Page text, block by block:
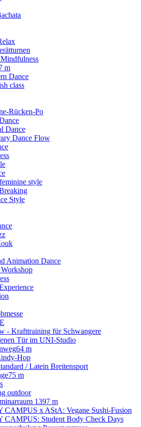
m
Dance
class
Rücken-Po
Dance
Dance Flow
style
Style
Animation Dance
- Krafttraining für Schwangere
Tür im UNI-Studio
64 m
Hop
/ Latein Breitensport
75 m
outdoor
1397 m
x AStA: Vegane Sushi-Fusion
Student Body Check Days